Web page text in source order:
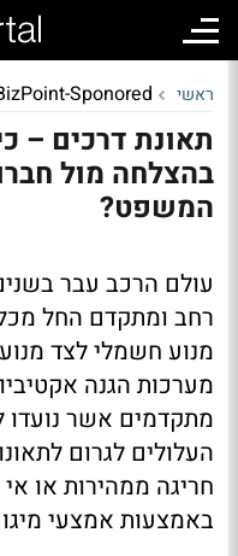
ראשי Sponored
תאונת דרכים –
בהצלחה מול
המשפט?
עולם הרכב עבר
רחב ומתקדם החל
מנוע חשמלי לצד
מערכות הגנה
מתקדמים אשר נועדו
העלולים לגרום
חריגה ממהירות או
באמצעות אמצעי